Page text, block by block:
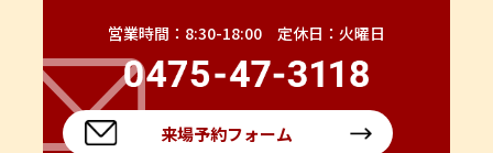
営業時間：8:30-18:00 定休日：火曜日
来場予約フォーム